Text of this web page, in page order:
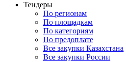
Тендеры
По регионам
По площадкам
По категориям
По предоплате
Все закупки Казахстана
Все закупки России